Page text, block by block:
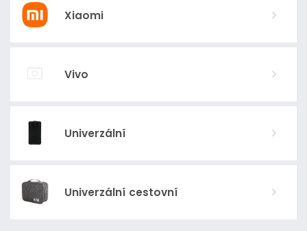
Xiaomi
Vivo
Univerzální
Univerzální cestovní